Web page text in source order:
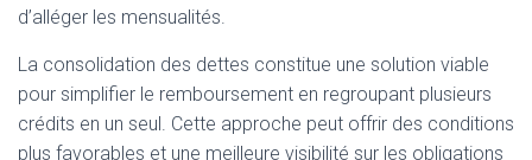
d’alléger les mensualités.
La consolidation des dettes constitue une solution viable
pour simplifier le remboursement en regroupant plusieurs
crédits en un seul. Cette approche peut offrir des conditions
plus favorables et une meilleure visibilité sur les obligations